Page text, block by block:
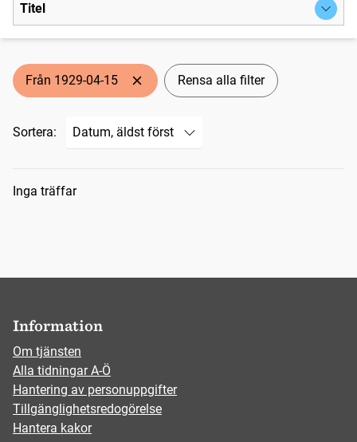
Titel
Från 1929-04-15 Rensa alla filter
Sortera:
Sökresultat
Inga träffar
Information
Om tjänsten
Alla tidningar A-Ö
Hantering av personuppgifter
Tillgänglighetsredogörelse
Hantera kakor